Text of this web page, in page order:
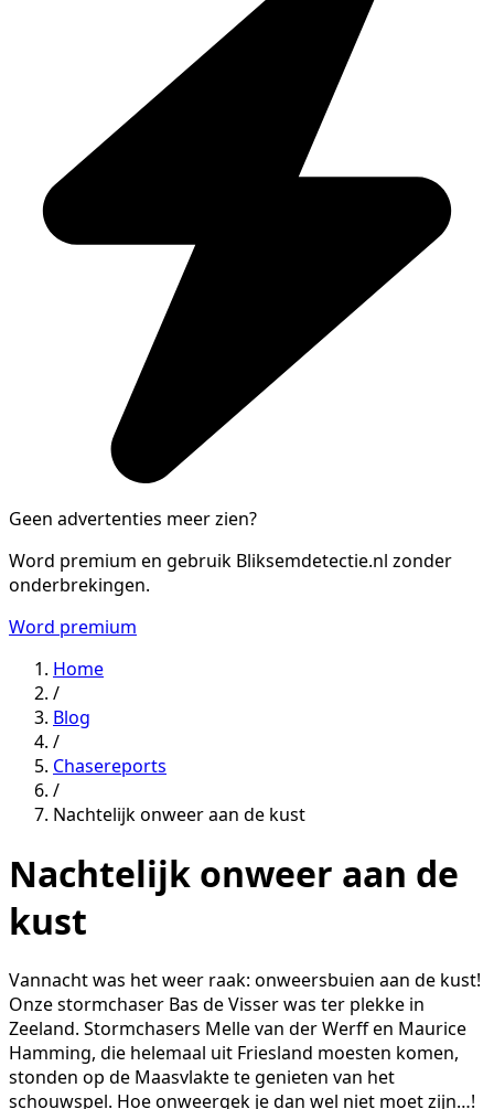
Geen advertenties meer zien?
Word premium en gebruik Bliksemdetectie.nl zonder
onderbrekingen.
Word premium
Home
/
Blog
/
Chasereports
/
Nachtelijk onweer aan de kust
Nachtelijk onweer aan de
kust
Vannacht was het weer raak: onweersbuien aan de kust!
Onze stormchaser Bas de Visser was ter plekke in
Zeeland. Stormchasers Melle van der Werff en Maurice
Hamming, die helemaal uit Friesland moesten komen,
stonden op de Maasvlakte te genieten van het
schouwspel. Hoe onweergek je dan wel niet moet zijn…!